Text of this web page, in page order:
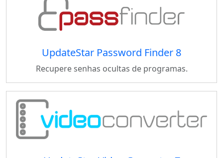
UpdateStar Password Finder 8
Recupere senhas ocultas de programas.